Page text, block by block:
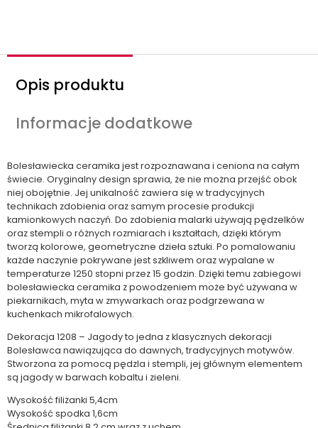
Opis produktu
Informacje dodatkowe
Bolesławiecka ceramika jest rozpoznawana i ceniona na całym
świecie. Oryginalny design sprawia, że nie można przejść obok
niej obojętnie. Jej unikalność zawiera się w tradycyjnych
technikach zdobienia oraz samym procesie produkcji
kamionkowych naczyń. Do zdobienia malarki używają pędzelków
oraz stempli o różnych rozmiarach i kształtach, dzięki którym
tworzą kolorowe, geometryczne dzieła sztuki. Po pomalowaniu
każde naczynie pokrywane jest szkliwem oraz wypalane w
temperaturze 1250 stopni przez 15 godzin. Dzięki temu zabiegowi
bolesławiecka ceramika z powodzeniem może być używana w
piekarnikach, myta w zmywarkach oraz podgrzewana w
kuchenkach mikrofalowych.
Dekoracja 1208 – Jagody to jedna z klasycznych dekoracji
Bolesławca nawiązująca do dawnych, tradycyjnych motywów.
Stworzona za pomocą pędzla i stempli, jej głównym elementem
są jagody w barwach kobaltu i zieleni.
Wysokość filiżanki 5,4cm
Wysokość spodka 1,6cm